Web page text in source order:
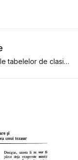
tabelelor de clasificare